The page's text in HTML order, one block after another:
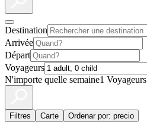
Destination
Arrivée
Départ
Voyageurs
N'importe quelle semaine1 Voyageurs
Filtres Carte Ordenar por: precio